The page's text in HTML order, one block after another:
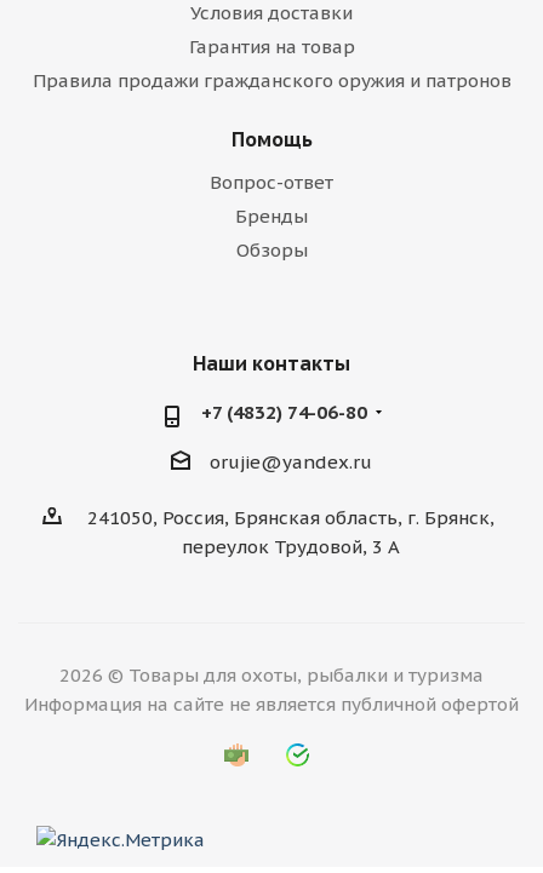
Условия доставки
Гарантия на товар
Правила продажи гражданского оружия и патронов
Помощь
Вопрос-ответ
Бренды
Обзоры
Наши контакты
+7 (4832) 74-06-80
orujie@yandex.ru
241050, Россия, Брянская область, г. Брянск,
переулок Трудовой, 3 А
2026 © Товары для охоты, рыбалки и туризма
Информация на сайте не является публичной офертой